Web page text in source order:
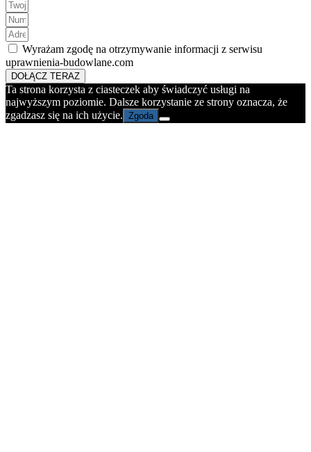
Wyrażam zgodę na otrzymywanie informacji z serwisu
uprawnienia-budowlane.com
DOŁĄCZ TERAZ
Ta strona korzysta z ciasteczek aby świadczyć usługi na
najwyższym poziomie. Dalsze korzystanie ze strony oznacza, że
zgadzasz się na ich użycie. Zgoda